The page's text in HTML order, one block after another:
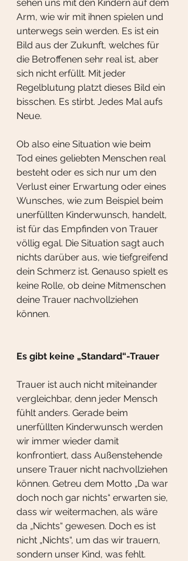
sehen uns mit den Kindern auf dem
Arm, wie wir mit ihnen spielen und
unterwegs sein werden. Es ist ein
Bild aus der Zukunft, welches für
die Betroffenen sehr real ist, aber
sich nicht erfüllt. Mit jeder
Regelblutung platzt dieses Bild ein
bisschen. Es stirbt. Jedes Mal aufs
Neue.
Ob also eine Situation wie beim
Tod eines geliebten Menschen real
besteht oder es sich nur um den
Verlust einer Erwartung oder eines
Wunsches, wie zum Beispiel beim
unerfüllten Kinderwunsch, handelt,
ist für das Empfinden von Trauer
völlig egal. Die Situation sagt auch
nichts darüber aus, wie tiefgreifend
dein Schmerz ist. Genauso spielt es
keine Rolle, ob deine Mitmenschen
deine Trauer nachvollziehen
können.
Es gibt keine „Standard“-Trauer
Trauer ist auch nicht miteinander
vergleichbar, denn jeder Mensch
fühlt anders. Gerade beim
unerfüllten Kinderwunsch werden
wir immer wieder damit
konfrontiert, dass Außenstehende
unsere Trauer nicht nachvollziehen
können. Getreu dem Motto „Da war
doch noch gar nichts“ erwarten sie,
dass wir weitermachen, als wäre
da „Nichts“ gewesen. Doch es ist
nicht „Nichts“, um das wir trauern,
sondern unser Kind, was fehlt.